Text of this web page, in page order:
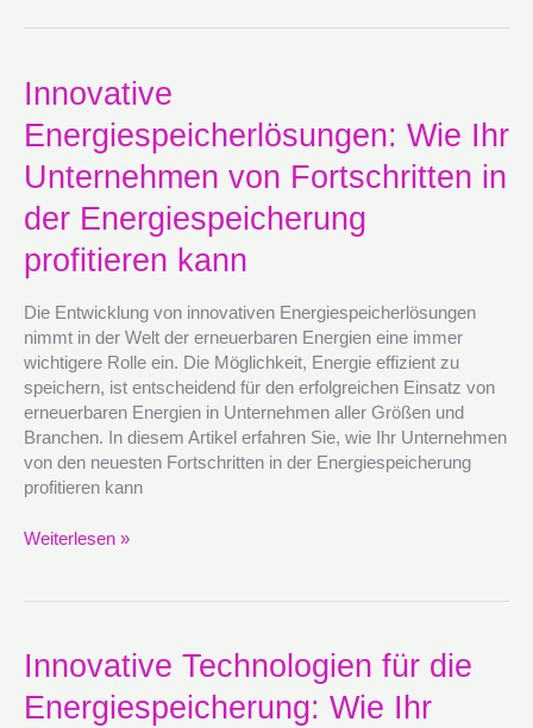
Innovative
Energiespeicherlösungen: Wie Ihr
Unternehmen von Fortschritten in
der Energiespeicherung
profitieren kann
Die Entwicklung von innovativen Energiespeicherlösungen
nimmt in der Welt der erneuerbaren Energien eine immer
wichtigere Rolle ein. Die Möglichkeit, Energie effizient zu
speichern, ist entscheidend für den erfolgreichen Einsatz von
erneuerbaren Energien in Unternehmen aller Größen und
Branchen. In diesem Artikel erfahren Sie, wie Ihr Unternehmen
von den neuesten Fortschritten in der Energiespeicherung
profitieren kann
Innovative
Energiespeicherlösungen:
Wie
Unternehmen
von
Fortschritten
in
der
Energiespeicherung
profitieren
kann
Weiterlesen »
Innovative Technologien für die
Energiespeicherung: Wie Ihr
Innovative
Technologien
für